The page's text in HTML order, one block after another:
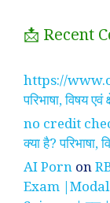
📩 Recent
https://
परिभाषा, विषय
no credit
क्या है?
AI Porn on
Exam |Modal